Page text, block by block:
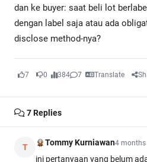
dan ke buyer: saat beli lot
dengan label saja atau ada
disclose method-nya?
7 0 384 7 Translate
7Replies
T Tommy Kurniawan4
ini pertanyaan yang belum